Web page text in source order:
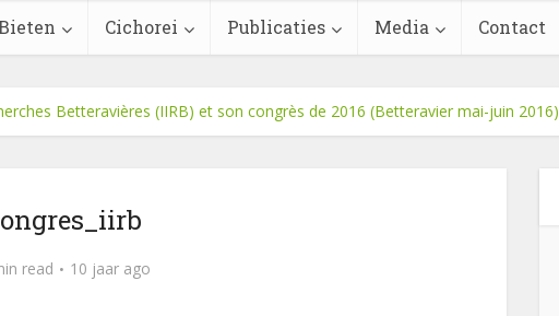
Cichorei Publicaties Media Contact
Betteravières (IIRB) et son congrès de 2016 (Betteravier mai-juin 2016)
read 10 jaar ago